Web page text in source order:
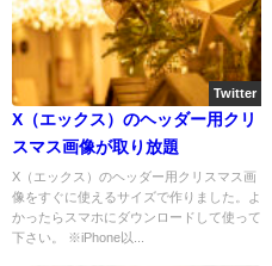
Twitter
X（エックス）のヘッダー用クリ
スマス画像が取り放題
X（エックス）のヘッダー用クリスマス画
像をすぐに使えるサイズで作りました。よ
かったらスマホにダウンロードして使って
下さい。 ※iPhone以...